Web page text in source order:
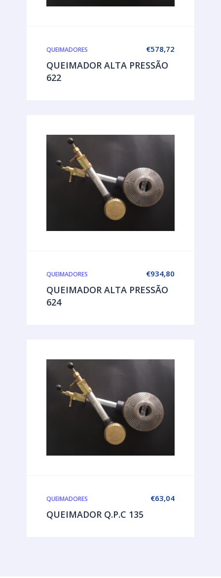
€578,72
QUEIMADORES
QUEIMADOR ALTA PRESSÃO
622
€934,80
QUEIMADORES
QUEIMADOR ALTA PRESSÃO
624
€63,04
QUEIMADORES
QUEIMADOR Q.P.C 135